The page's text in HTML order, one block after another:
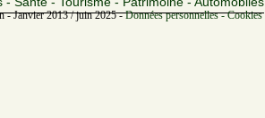
- Janvier 2013 / juin 2025 -Données personnelles -